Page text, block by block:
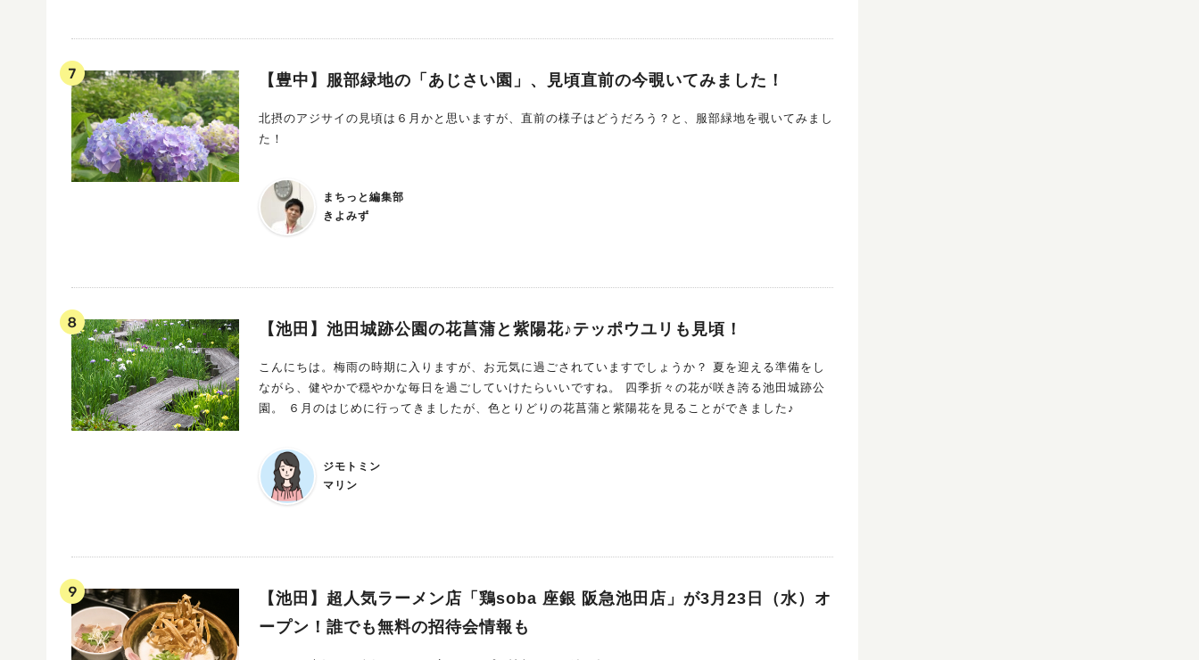
が、我慢できず。帰宅後すぐに娘と半分こしました。 ナイフで半分にカットしようとしたのですが、
ッと割れるような触感。その外側のクッキー生地が少し甘めでカリカリしていておいしくて。中は、甘
さを控えたふんわりとしたパン生地で、バランスがバツグン。メロンパンの甘さが苦手な人におすすめ
時に、箱買いしている人がいたのですが、それ正解！1人1個じゃ物足りなくなると思います。今後、
新しいフレーバーも登場するみたいなので、HPをチェックしつつ、違う味も買いにきますね。
【豊中】服部緑地の「あじさい園」、見頃直前の今覗いてみました！
北摂のアジサイの見頃は６月かと思いますが、直前の様子はどうだろう？と、服部緑地を覗いてみまし
た！
まちっと編集部
きよみず
【池田】池田城跡公園の花菖蒲と紫陽花♪テッポウユリも見頃！
こんにちは。梅雨の時期に入りますが、お元気に過ごされていますでしょうか？ 夏を迎える準備をし
ながら、健やかで穏やかな毎日を過ごしていけたらいいですね。 四季折々の花が咲き誇る池田城跡公
園。 ６月のはじめに行ってきましたが、色とりどりの花菖蒲と紫陽花を見ることができました♪
ジモトミン
マリン
【池田】超人気ラーメン店「鶏soba 座銀 阪急池田店」が3月23日（水）オ
ープン！誰でも無料の招待会情報も